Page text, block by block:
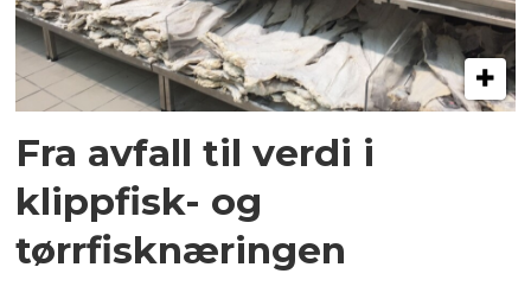
Fra avfall til verdi i
klippfisk- og
tørrfisknæringen